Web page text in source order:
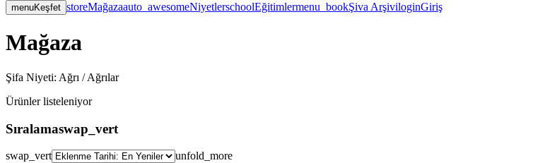
menuKeşfet storeMağazaauto_awesomeNiyetlerschoolEğitimlermenu_bookŞiva ArşiviloginGiriş
Mağaza
Şifa Niyeti: Ağrı / Ağrılar
Ürünlerlisteleniyor
Sıralamaswap_vert
swap_vert unfold_more